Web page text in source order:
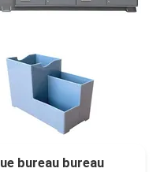
bureau bureau